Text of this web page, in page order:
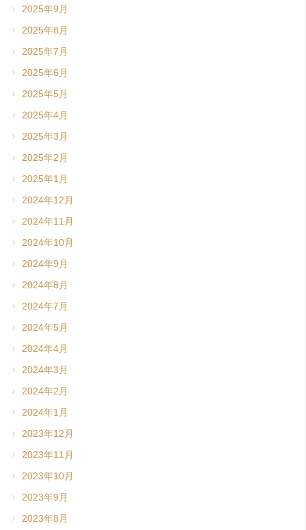
2025年9月
2025年8月
2025年7月
2025年6月
2025年5月
2025年4月
2025年3月
2025年2月
2025年1月
2024年12月
2024年11月
2024年10月
2024年9月
2024年8月
2024年7月
2024年5月
2024年4月
2024年3月
2024年2月
2024年1月
2023年12月
2023年11月
2023年10月
2023年9月
2023年8月